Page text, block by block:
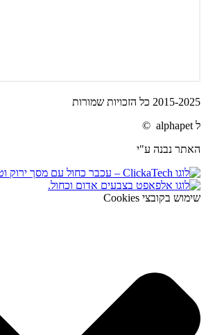
2015-2025 כל הזכויות שמורות
ל alphapet ©
האתר נבנה ע"י
שימוש בקובצי Cookies